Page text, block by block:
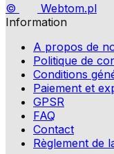
©
Webtom.pl
Information
A propos de
Politique de
Conditions
Paiement et
GPSR
FAQ
Contact
Règlement de